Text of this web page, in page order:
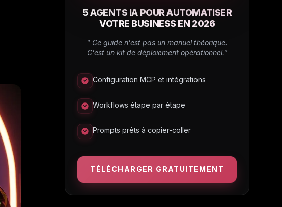
5 AGENTS IA POUR AUTOMATISER
VOTRE BUSINESS EN 2026
" Ce guide n'est pas un manuel théorique.
C'est un kit de déploiement opérationnel."
Configuration MCP et intégrations
Workflows étape par étape
Prompts prêts à copier-coller
TÉLÉCHARGER GRATUITEMENT